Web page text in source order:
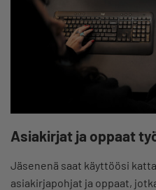
Asiakirjat ja oppaat
Jäsenenä saat käyttöösi
asiakirjapohjat ja oppaat,